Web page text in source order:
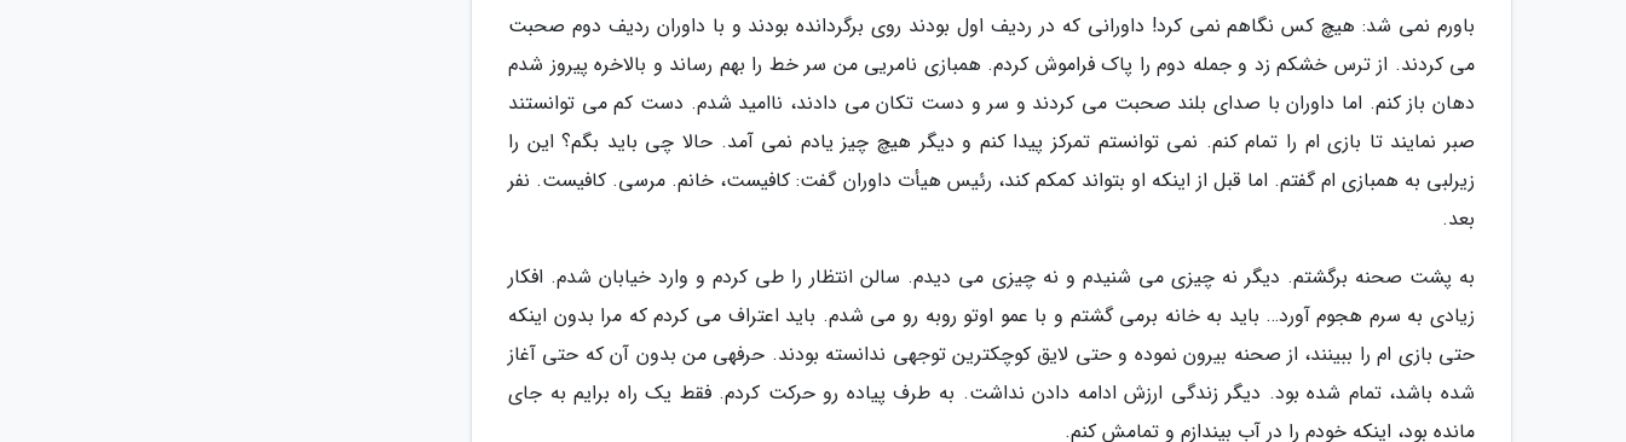
باورم نمی شد: هیچ کس نگاهم نمی کرد! داورانی که در ردیف اول بودند روی برگردانده بودند و با داوران ردیف دوم صحبت
می کردند. از ترس خشکم زد و جمله دوم را پاک فراموش کردم. همبازی نامریی من سر خط را بهم رساند و بالاخره پیروز شدم
دهان باز کنم. اما داوران با صدای بلند صحبت می کردند و سر و دست تکان می دادند، ناامید شدم. دست کم می توانستند
صبر نمایند تا بازی ام را تمام کنم. نمی توانستم تمرکز پیدا کنم و دیگر هیچ چیز یادم نمی آمد. حالا چی باید بگم؟ این را
زیرلبی به همبازی ام گفتم. اما قبل از اینکه او بتواند کمکم کند، رئیس هیأت داوران گفت: کافیست، خانم. مرسی. کافیست. نفر
بعد.
به پشت صحنه برگشتم. دیگر نه چیزی می شنیدم و نه چیزی می دیدم. سالن انتظار را طی کردم و وارد خیابان شدم. افکار
زیادی به سرم هجوم آورد… باید به خانه برمی گشتم و با عمو اوتو روبه رو می شدم. باید اعتراف می کردم که مرا بدون اینکه
حتی بازی ام را ببینند، از صحنه بیرون نموده و حتى لایق کوچکترین توجهی ندانسته بودند. حرفهی من بدون آن که حتی آغاز
شده باشد، تمام شده بود. دیگر زندگی ارزش ادامه دادن نداشت. به طرف پیاده رو حرکت کردم. فقط یک راه برایم به جای
مانده بود، اینکه خودم را در آب بیندازم و تمامش کنم.